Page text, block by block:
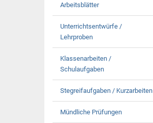
Arbeitsblätter
Unterrichtsentwürfe /
Lehrproben
Klassenarbeiten /
Schulaufgaben
Stegreifaufgaben / Kurzarbeiten
Mündliche Prüfungen